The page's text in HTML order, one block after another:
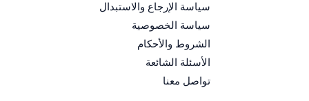
سياسة الإرجاع والاستبدال
سياسة الخصوصية
الشروط والأحكام
الأسئلة الشائعة
تواصل معنا